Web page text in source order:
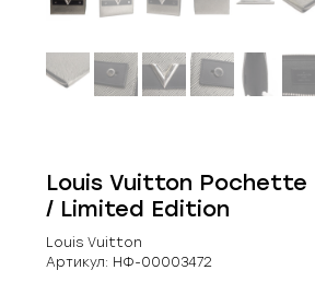
Louis Vuitton Pochette
/ Limited Edition
Louis Vuitton
Артикул: НФ-00003472